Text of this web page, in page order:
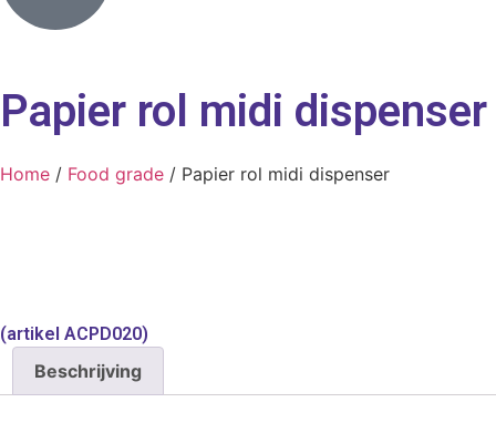
Papier rol midi dispenser
Home / Food grade / Papier rol midi dispenser
(artikel ACPD020)
Beschrijving